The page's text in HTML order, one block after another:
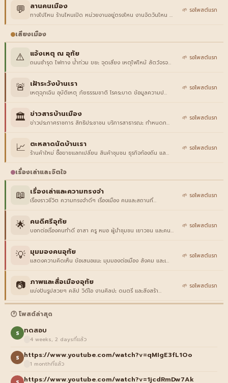
💬 ลานคนเมือง
ทางไปไหน ร้านไหนเปิด หน่วยงานอยู่ตรงไหน งานจัดวันไหน …
🌱 รอโพสต์แรก
เสียงเมือง
⚠️ แจ้งเหตุ ณ อุทัย
ถนนชำรุด ไฟทาง น้ำท่วม ขยะ จุดเสี่ยง เหตุไฟไหม้ สัตว์จรจ…
🌱 รอโพสต์แรก
🚨 เฝ้าระวังบ้านเรา
เหตุฉุกเฉิน อุบัติเหตุ ภัยธรรมชาติ โรคระบาด ข้อมูลความป…
🌱 รอโพสต์แรก
🏛️ ข่าวสารบ้านเมือง
ข่าวประกาศราชการ สิทธิประชาชน บริการสาธารณะ กำหนดก…
🌱 รอโพสต์แรก
📈 ตะหลาดนัดบ้านเรา
ร้านค้าใหม่ ซื้อขายแลกเปลี่ยน สินค้าชุมชน ธุรกิจท้องถิ่น แล…
🌱 รอโพสต์แรก
เรื่องเล่าและจิตใจ
📖 เรื่องเล่าและความทรงจำ
เรื่องราวชีวิต ความทรงจำดีๆ เรื่องเมือง คนและสถานที่…
🌱 รอโพสต์แรก
🌟 คนดีศรีอุทัย
บอกต่อเรื่องคนทำดี อาสา ครู หมอ ผู้นำชุมชน เยาวชน และคน…
🌱 รอโพสต์แรก
💡 มุมมองคนอุทัย
แสดงความคิดเห็น ข้อเสนอแนะ มุมมองต่อเมือง สังคม และเ…
🌱 รอโพสต์แรก
📷 ภาพและสื่อเมืองอุทัย
แบ่งปันรูปสวยๆ คลิป วิดีโอ งานศิลปะ ดนตรี และสิ่งสร้า…
🌱 รอโพสต์แรก
🕐 โพสต์ล่าสุด
S ทดสอบ
4 weeks, 2 daysที่แล้ว
S https://www.youtube.com/watch?v=qMIgE3fL1Oo
1 monthที่แล้ว
https://www.youtube.com/watch?v=1jcdRmDw7Ak